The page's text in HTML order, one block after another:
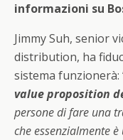
informazioni su
Jimmy Suh, senior
distribution, ha
sistema funzionerà:
value proposition
persone di fare una
che essenzialmente